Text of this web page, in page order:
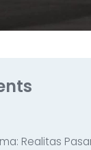
Realitas